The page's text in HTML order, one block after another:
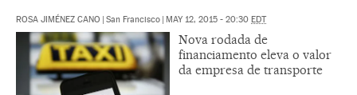
ROSA JIMÉNEZ CANO | San Francisco | MAY 12, 2015 - 20:30 EDT
Nova rodada de
financiamento eleva o valor
da empresa de transporte